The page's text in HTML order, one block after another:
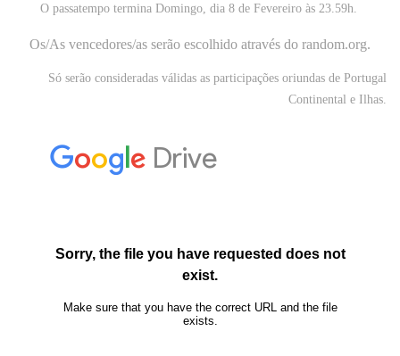
O passatempo termina Domingo, dia 8 de Fevereiro às 23.59h.
Os/As vencedores/as serão escolhido através do random.org.
Só serão consideradas válidas as participações oriundas de Portugal
Continental e Ilhas.